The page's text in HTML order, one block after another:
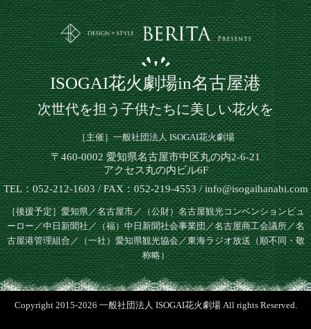
ISOGAI花火劇場in名古屋港
次世代を担う子供たちに美しい花火を
［主催］一般社団法人 ISOGAI花火劇場
〒460-0002 愛知県名古屋市中区丸の内2-6-21
アクセス丸の内ビル6F
TEL：052-212-1603 / FAX：052-219-4553 / info@isogaihanabi.com
［後援予定］愛知県／名古屋市／（公財）名古屋観光コンベンションビュ
ーロー／中日新聞社／（福）中日新聞社会事業団／名古屋商工会議所／名
古屋港管理組合／（一社）愛知県観光協会／東海ラジオ放送（順不同・敬
称略）
Copyright 2015-2026 一般社団法人 ISOGAI花火劇場 All rights Reserved.